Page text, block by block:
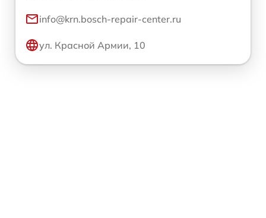
info@krn.bosch-repair-center.ru
ул. Красной Армии, 10